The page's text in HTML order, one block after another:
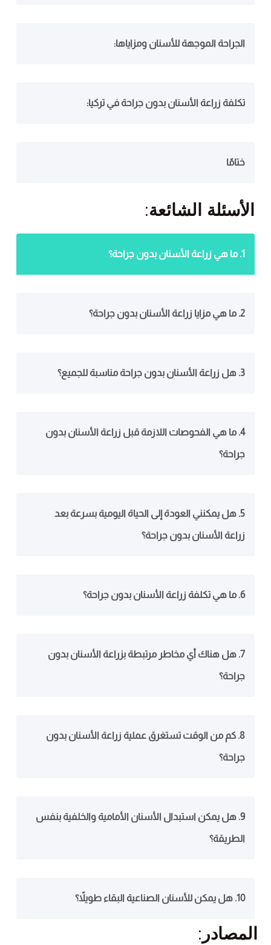
الجراحة الموجهة للأسنان ومزاياها:
تكلفة زراعة الأسنان بدون جراحة في تركيا:
ختامًا
الأسئلة الشائعة:
1. ما هي زراعة الأسنان بدون جراحة؟
2. ما هي مزايا زراعة الأسنان بدون جراحة؟
3. هل زراعة الأسنان بدون جراحة مناسبة للجميع؟
4. ما هي الفحوصات اللازمة قبل زراعة الأسنان بدون
جراحة؟
5. هل يمكنني العودة إلى الحياة اليومية بسرعة بعد
زراعة الأسنان بدون جراحة؟
6. ما هي تكلفة زراعة الأسنان بدون جراحة؟
7. هل هناك أي مخاطر مرتبطة بزراعة الأسنان بدون
جراحة؟
8. كم من الوقت تستغرق عملية زراعة الأسنان بدون
جراحة؟
9. هل يمكن استبدال الأسنان الأمامية والخلفية بنفس
الطريقة؟
10. هل يمكن للأسنان الصناعية البقاء طويلاً؟
المصادر: